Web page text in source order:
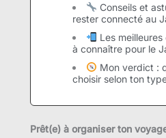
Conseils et
rester connecté au
Les
à connaître pour le
Mon verdict :
choisir selon ton
Prêt(e) à organiser ton